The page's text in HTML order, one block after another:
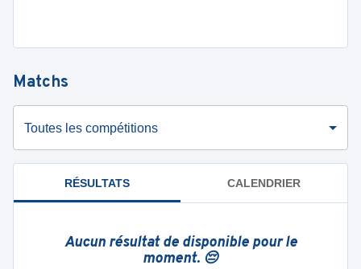
Matchs
Toutes les compétitions
RÉSULTATS CALENDRIER
Aucun résultat de disponible pour le
moment. 😔